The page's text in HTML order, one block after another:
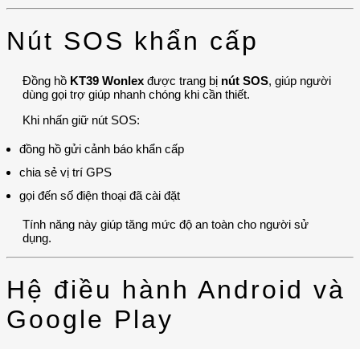
Nút SOS khẩn cấp
Đồng hồ KT39 Wonlex được trang bị nút SOS, giúp người
dùng gọi trợ giúp nhanh chóng khi cần thiết.
Khi nhấn giữ nút SOS:
đồng hồ gửi cảnh báo khẩn cấp
chia sẻ vị trí GPS
gọi đến số điện thoại đã cài đặt
Tính năng này giúp tăng mức độ an toàn cho người sử
dụng.
Hệ điều hành Android và
Google Play